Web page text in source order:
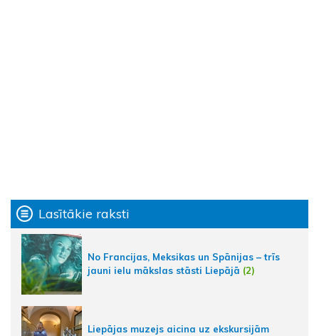
Lasītākie raksti
No Francijas, Meksikas un Spānijas – trīs
jauni ielu mākslas stāsti Liepājā (2)
Liepājas muzejs aicina uz ekskursijām